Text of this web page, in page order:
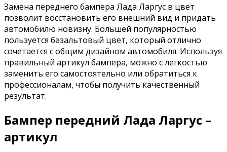
Замена переднего бампера Лада Ларгус в цвет
позволит восстановить его внешний вид и придать
автомобилю новизну. Большей популярностью
пользуется базальтовый цвет, который отлично
сочетается с общим дизайном автомобиля. Используя
правильный артикул бампера, можно с легкостью
заменить его самостоятельно или обратиться к
профессионалам, чтобы получить качественный
результат.
Бампер передний Лада Ларгус –
артикул